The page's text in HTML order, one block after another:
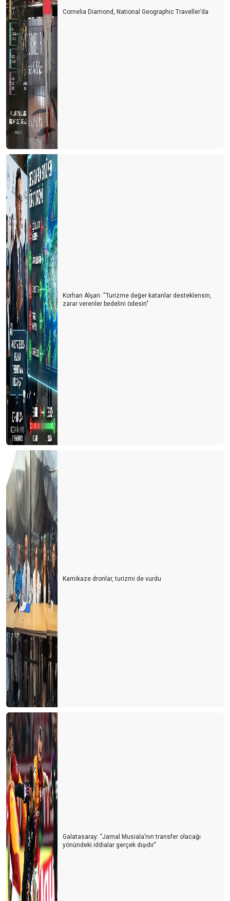
Cornelia Diamond, National Geographic Traveller’da
Korhan Alşan: ''Turizme değer katanlar desteklensin,
zarar verenler bedelini ödesin"
Kamikaze dronlar, turizmi de vurdu
Galatasaray: "Jamal Musiala’nın transfer olacağı
yönündeki iddialar gerçek dışıdır"